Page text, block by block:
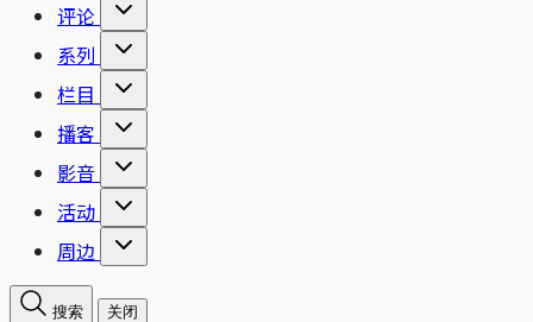
评论
系列
栏目
播客
影音
活动
周边
搜索 关闭